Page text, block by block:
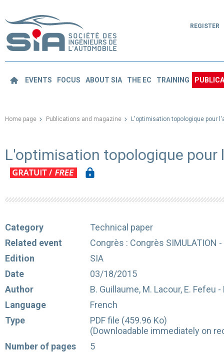
REGISTER
EVENTS FOCUS ABOUT SIA THE EC TRAINING
Home page Publications and magazine L'optimisation topologique pour
L'optimisation topologique pour
Category
Technical paper
Related event
Congrès : Congrès SIMULATION
Edition
SIA
Date
03/18/2015
Author
B. Guillaume, M. Lacour, E. Fefeu
Language
French
Type
PDF file (459.96 Ko)
(Downloadable immediately on
Number of pages
5